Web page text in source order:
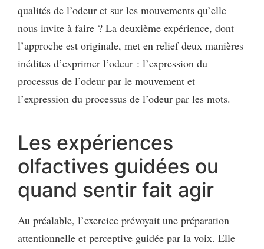
qualités de l’odeur et sur les mouvements qu’elle
nous invite à faire ? La deuxième expérience, dont
l’approche est originale, met en relief deux manières
inédites d’exprimer l’odeur : l’expression du
processus de l’odeur par le mouvement et
l’expression du processus de l’odeur par les mots.
Les expériences
olfactives guidées ou
quand sentir fait agir
Au préalable, l’exercice prévoyait une préparation
attentionnelle et perceptive guidée par la voix. Elle